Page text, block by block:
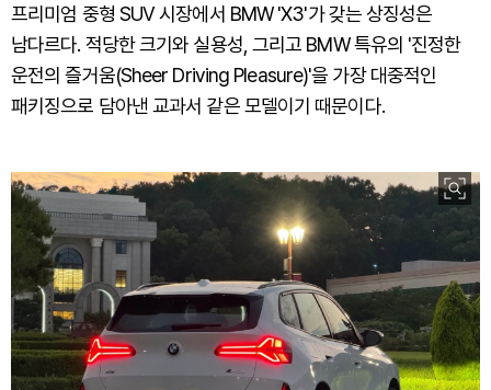
프리미엄 중형 SUV 시장에서 BMW 'X3'가 갖는 상징성은
남다르다. 적당한 크기와 실용성, 그리고 BMW 특유의 '진정한
운전의 즐거움(Sheer Driving Pleasure)'을 가장 대중적인
패키징으로 담아낸 교과서 같은 모델이기 때문이다.